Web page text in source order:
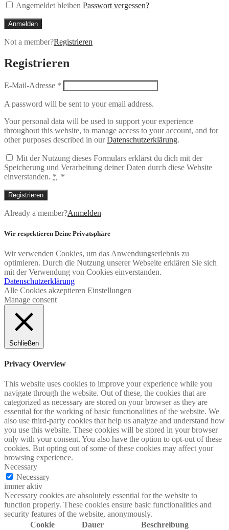
Angemeldet bleiben Passwort vergessen?
Anmelden
Not a member?Registrieren
Registrieren
E-Mail-Adresse *
A password will be sent to your email address.
Your personal data will be used to support your experience
throughout this website, to manage access to your account, and for
other purposes described in ourDatenschutzerklärung.
Mit der Nutzung dieses Formulars erklärst du dich mit der
Speicherung und Verarbeitung deiner Daten durch diese Website
einverstanden. * *
Registrieren
Already a member?Anmelden
Wir respektieren Deine Privatsphäre
Wir verwenden Cookies, um das Anwendungserlebnis zu
optimieren. Durch die Nutzung unserer Webseite erklären Sie sich
mit der Verwendung von Cookies einverstanden.
Datenschutzerklärung
Alle Cookies akzeptieren Einstellungen
Manage consent
Schließen
Privacy Overview
This website uses cookies to improve your experience while you
navigate through the website. Out of these, the cookies that are
categorized as necessary are stored on your browser as they are
essential for the working of basic functionalities of the website. We
also use third-party cookies that help us analyze and understand how
you use this website. These cookies will be stored in your browser
only with your consent. You also have the option to opt-out of these
cookies. But opting out of some of these cookies may affect your
browsing experience.
Necessary
Necessary
immer aktiv
Necessary cookies are absolutely essential for the website to
function properly. These cookies ensure basic functionalities and
security features of the website, anonymously.
Cookie
Dauer
Beschreibung